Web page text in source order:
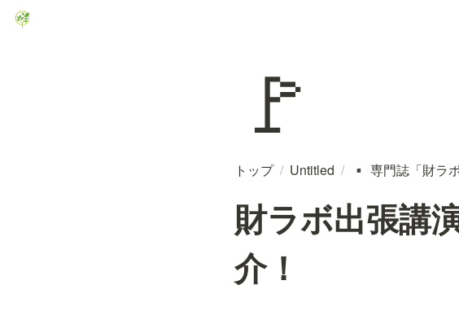
🚩
トップ / Untitled / ▪️ 専門誌「財ラボ
財ラボ出張講
介！